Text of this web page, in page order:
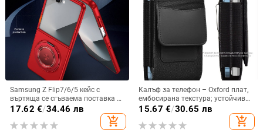
Samsung Z Flip7/6/5 кейс с
въртяща се сгъваема поставка и
магнитна скоба, 360° въртене,
поликарбонатен корпус
17.62 €/34.46 лв
add_shopping_cart
Калъф за телефон – Oxford плат,
ембосирана текстура; устойчив
на износ и изпадане, против
отпечатъци; съвместим с iPhone
12, iPhone 13, iPhone 14 и други
15.67 €/30.65 лв
add_shopping_cart